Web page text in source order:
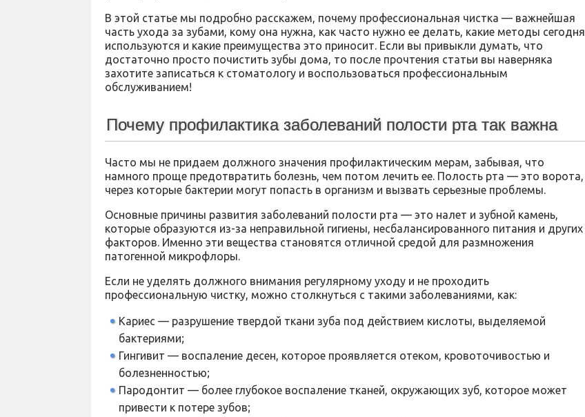
В этой статье мы подробно расскажем, почему профессиональная чистка — важнейшая
часть ухода за зубами, кому она нужна, как часто нужно ее делать, какие методы сегодня
используются и какие преимущества это приносит. Если вы привыкли думать, что
достаточно просто почистить зубы дома, то после прочтения статьи вы наверняка
захотите записаться к стоматологу и воспользоваться профессиональным
обслуживанием!
Почему профилактика заболеваний полости рта так важна
Часто мы не придаем должного значения профилактическим мерам, забывая, что
намного проще предотвратить болезнь, чем потом лечить ее. Полость рта — это ворота,
через которые бактерии могут попасть в организм и вызвать серьезные проблемы.
Основные причины развития заболеваний полости рта — это налет и зубной камень,
которые образуются из-за неправильной гигиены, несбалансированного питания и других
факторов. Именно эти вещества становятся отличной средой для размножения
патогенной микрофлоры.
Если не уделять должного внимания регулярному уходу и не проходить
профессиональную чистку, можно столкнуться с такими заболеваниями, как:
Кариес — разрушение твердой ткани зуба под действием кислоты, выделяемой
бактериями;
Гингивит — воспаление десен, которое проявляется отеком, кровоточивостью и
болезненностью;
Пародонтит — более глубокое воспаление тканей, окружающих зуб, которое может
привести к потере зубов;